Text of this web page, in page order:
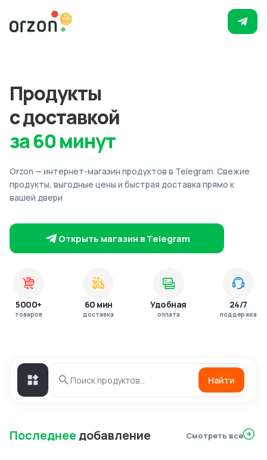
Продукты
с доставкой
за 60 минут
Orzon — интернет-магазин продуктов в Telegram. Свежие
продукты, выгодные цены и быстрая доставка прямо к
вашей двери
Открыть магазин в Telegram
5000+
товаров
60 мин
доставка
Удобная
оплата
24/7
поддержка
Найти
Последнеедобавление Смотреть все